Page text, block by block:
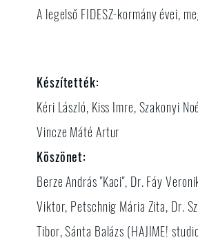
A legelső FIDESZ-kormány évei,
Készítették:
Kéri László, Kiss Imre, Szakonyi
Vincze Máté Artur
Köszönet:
Berze András "Kaci", Dr. Fáy
Viktor, Petschnig Mária Zita, Dr.
Tibor, Sánta Balázs (HAJIME!